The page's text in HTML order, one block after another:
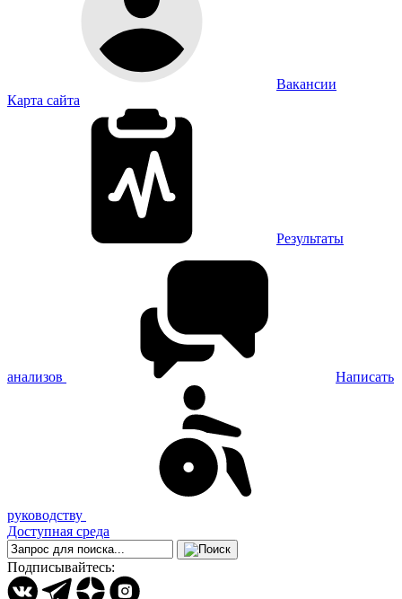
Вакансии
Карта сайта
Результаты
анализов Написать
руководству
Доступная среда
Подписывайтесь: